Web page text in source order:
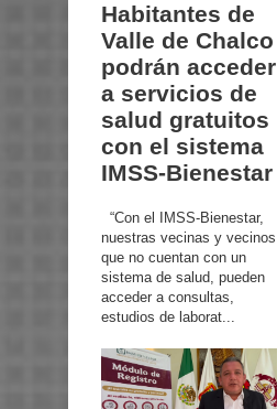
Habitantes de
Valle de Chalco
podrán acceder
a servicios de
salud gratuitos
con el sistema
IMSS-Bienestar
“Con el IMSS-Bienestar,
nuestras vecinas y vecinos
que no cuentan con un
sistema de salud, pueden
acceder a consultas,
estudios de laborat...